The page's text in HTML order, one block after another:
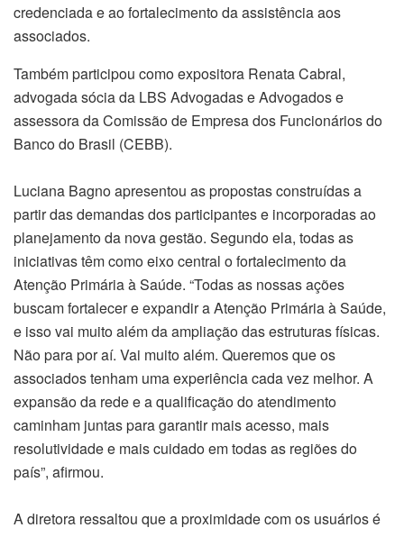
credenciada e ao fortalecimento da assistência aos
associados.
Também participou como expositora Renata Cabral,
advogada sócia da LBS Advogadas e Advogados e
assessora da Comissão de Empresa dos Funcionários do
Banco do Brasil (CEBB).
Luciana Bagno apresentou as propostas construídas a
partir das demandas dos participantes e incorporadas ao
planejamento da nova gestão. Segundo ela, todas as
iniciativas têm como eixo central o fortalecimento da
Atenção Primária à Saúde. “Todas as nossas ações
buscam fortalecer e expandir a Atenção Primária à Saúde,
e isso vai muito além da ampliação das estruturas físicas.
Não para por aí. Vai muito além. Queremos que os
associados tenham uma experiência cada vez melhor. A
expansão da rede e a qualificação do atendimento
caminham juntas para garantir mais acesso, mais
resolutividade e mais cuidado em todas as regiões do
país”, afirmou.
A diretora ressaltou que a proximidade com os usuários é